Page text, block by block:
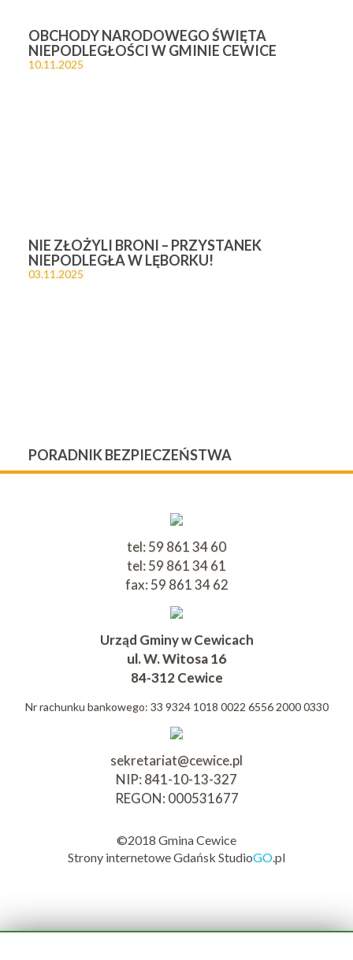
OBCHODY NARODOWEGO ŚWIĘTA
NIEPODLEGŁOŚCI W GMINIE CEWICE
10.11.2025
NIE ZŁOŻYLI BRONI – PRZYSTANEK
NIEPODLEGŁA W LĘBORKU!
03.11.2025
PORADNIK BEZPIECZEŃSTWA
tel: 59 861 34 60
tel: 59 861 34 61
fax: 59 861 34 62
Urząd Gminy w Cewicach
ul. W. Witosa 16
84-312 Cewice
Nr rachunku bankowego: 33 9324 1018 0022 6556 2000 0330
sekretariat@cewice.pl
NIP: 841-10-13-327
REGON: 000531677
©2018 Gmina Cewice
Strony internetowe Gdańsk StudioGO.pl